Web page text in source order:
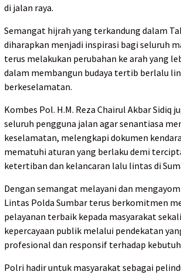
di jalan raya.
Semangat hijrah yang terkandung dalam
diharapkan menjadi inspirasi bagi seluruh
terus melakukan perubahan ke arah yang
dalam membangun budaya tertib berlalu
berkeselamatan.
Kombes Pol. H.M. Reza Chairul Akbar Sidiq
seluruh pengguna jalan agar senantiasa
keselamatan, melengkapi dokumen
mematuhi aturan yang berlaku demi
ketertiban dan kelancaran lalu lintas di
Dengan semangat melayani dan
Lintas Polda Sumbar terus berkomitmen
pelayanan terbaik kepada masyarakat
kepercayaan publik melalui pendekatan
profesional dan responsif terhadap
Polri hadir untuk masyarakat sebagai